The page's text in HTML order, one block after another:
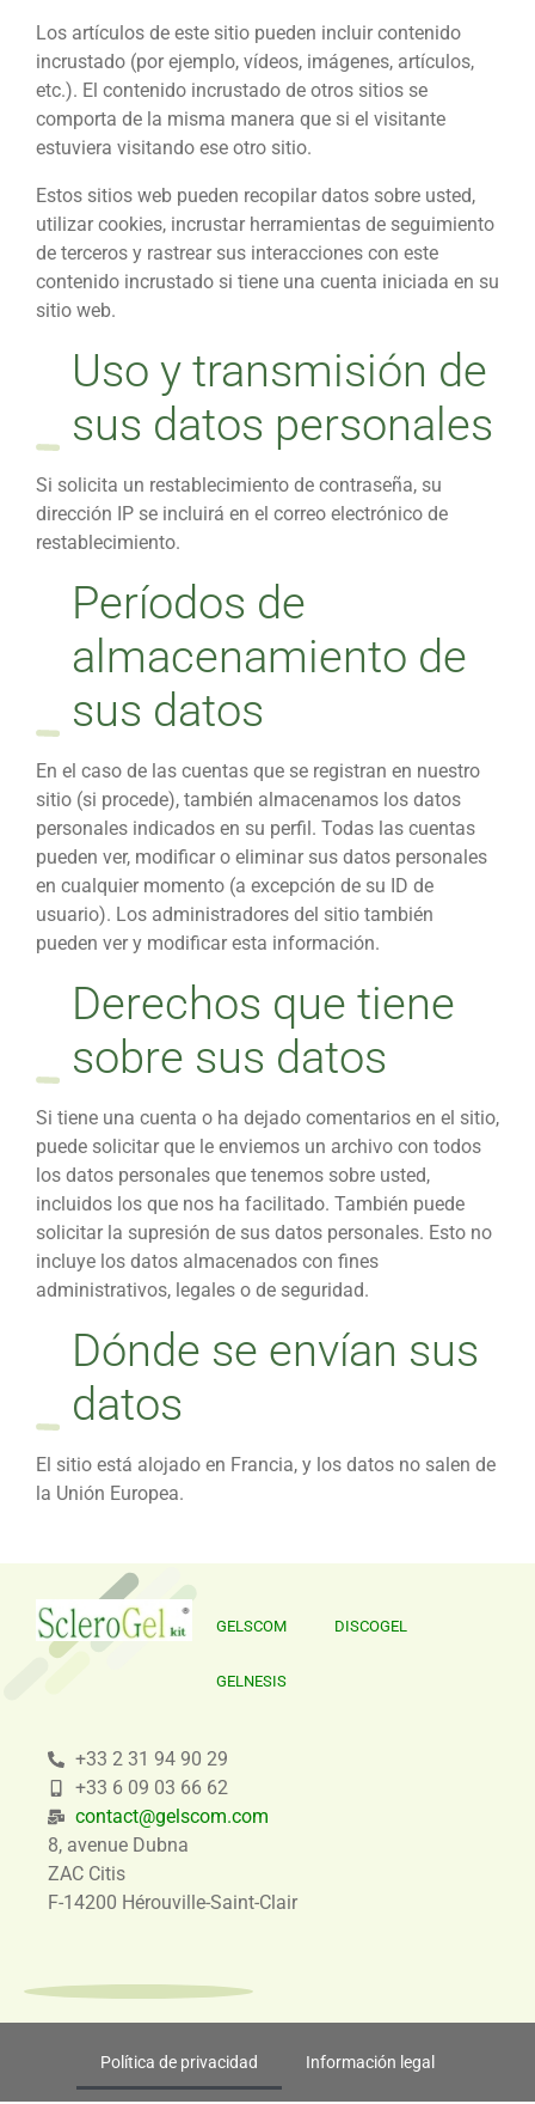
Los artículos de este sitio pueden incluir contenido
incrustado (por ejemplo, vídeos, imágenes, artículos,
etc.). El contenido incrustado de otros sitios se
comporta de la misma manera que si el visitante
estuviera visitando ese otro sitio.
Estos sitios web pueden recopilar datos sobre usted,
utilizar cookies, incrustar herramientas de seguimiento
de terceros y rastrear sus interacciones con este
contenido incrustado si tiene una cuenta iniciada en su
sitio web.
Uso y transmisión de
sus datos personales
Si solicita un restablecimiento de contraseña, su
dirección IP se incluirá en el correo electrónico de
restablecimiento.
Períodos de
almacenamiento de
sus datos
En el caso de las cuentas que se registran en nuestro
sitio (si procede), también almacenamos los datos
personales indicados en su perfil. Todas las cuentas
pueden ver, modificar o eliminar sus datos personales
en cualquier momento (a excepción de su ID de
usuario). Los administradores del sitio también
pueden ver y modificar esta información.
Derechos que tiene
sobre sus datos
Si tiene una cuenta o ha dejado comentarios en el sitio,
puede solicitar que le enviemos un archivo con todos
los datos personales que tenemos sobre usted,
incluidos los que nos ha facilitado. También puede
solicitar la supresión de sus datos personales. Esto no
incluye los datos almacenados con fines
administrativos, legales o de seguridad.
Dónde se envían sus
datos
El sitio está alojado en Francia, y los datos no salen de
la Unión Europea.
GELSCOM DISCOGEL
GELNESIS
+33 2 31 94 90 29
+33 6 09 03 66 62
contact@gelscom.com
8, avenue Dubna
ZAC Citis
F-14200 Hérouville-Saint-Clair
Política de privacidad Información legal